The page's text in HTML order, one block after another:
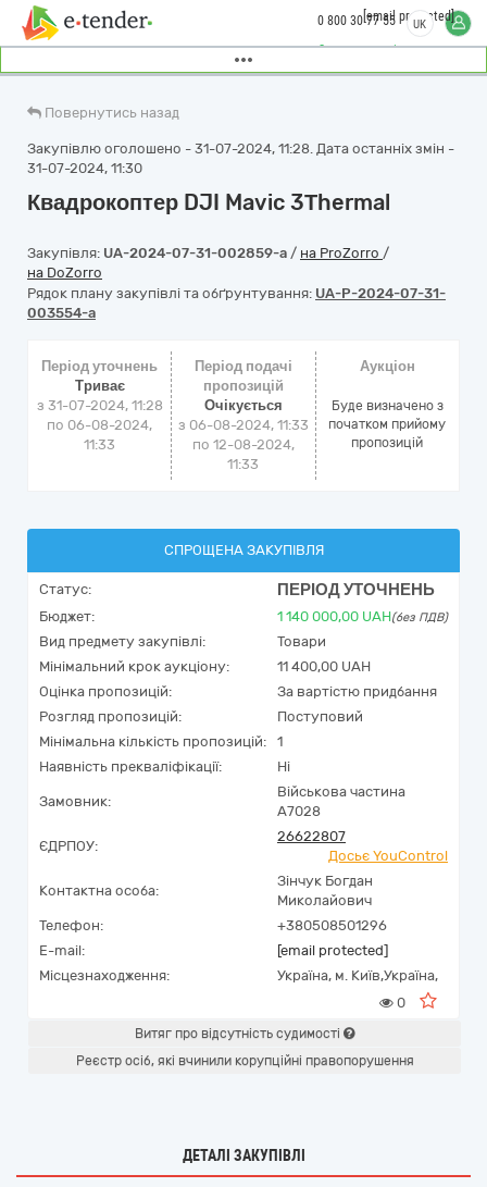
Замовити дзвінок
0 800 30 77 55[email protected]
UK
Повернутись назад
Закупівлю оголошено - 31-07-2024, 11:28. Дата останніх змін -
31-07-2024, 11:30
Квадрокоптер DJI Mavic 3Тhermal
Закупівля: UA-2024-07-31-002859-a / на ProZorro /
на DoZorro
Рядок плану закупівлі та обґрунтування: UA-P-2024-07-31-
003554-a
Період уточнень
Триває
з 31-07-2024, 11:28
по 06-08-2024,
11:33
Період подачі
пропозицій
Очікується
з 06-08-2024, 11:33
по 12-08-2024,
11:33
Аукціон
Буде визначено з
початком прийому
пропозицій
СПРОЩЕНА ЗАКУПІВЛЯ
Статус: ПЕРІОД УТОЧНЕНЬ
Бюджет: 1 140 000,00 UAH(без ПДВ)
Вид предмету закупівлі:
Товари
Мінімальний крок аукціону:
11 400,00 UAH
Оцінка пропозицій:
За вартістю придбання
Розгляд пропозицій:
Поступовий
Мінімальна кількість пропозицій:
1
Наявність прекваліфікації:
Ні
Замовник:
Військова частина
А7028
ЄДРПОУ:
26622807
Досьє YouControl
Контактна особа:
Зінчук Богдан
Миколайович
Телефон:
+380508501296
E-mail:
[email protected]
Місцезнаходження:
Україна, м. Київ,Україна,
0
Витяг про відсутність судимості
Реєстр осіб, які вчинили корупційні правопорушення
ДЕТАЛІ ЗАКУПІВЛІ